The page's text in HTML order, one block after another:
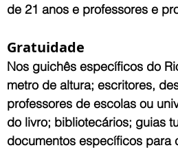
de 21 anos e professores e
Gratuidade
Nos guichês específicos do
metro de altura; escritores,
professores de escolas ou
do livro; bibliotecários; guias
documentos específicos para